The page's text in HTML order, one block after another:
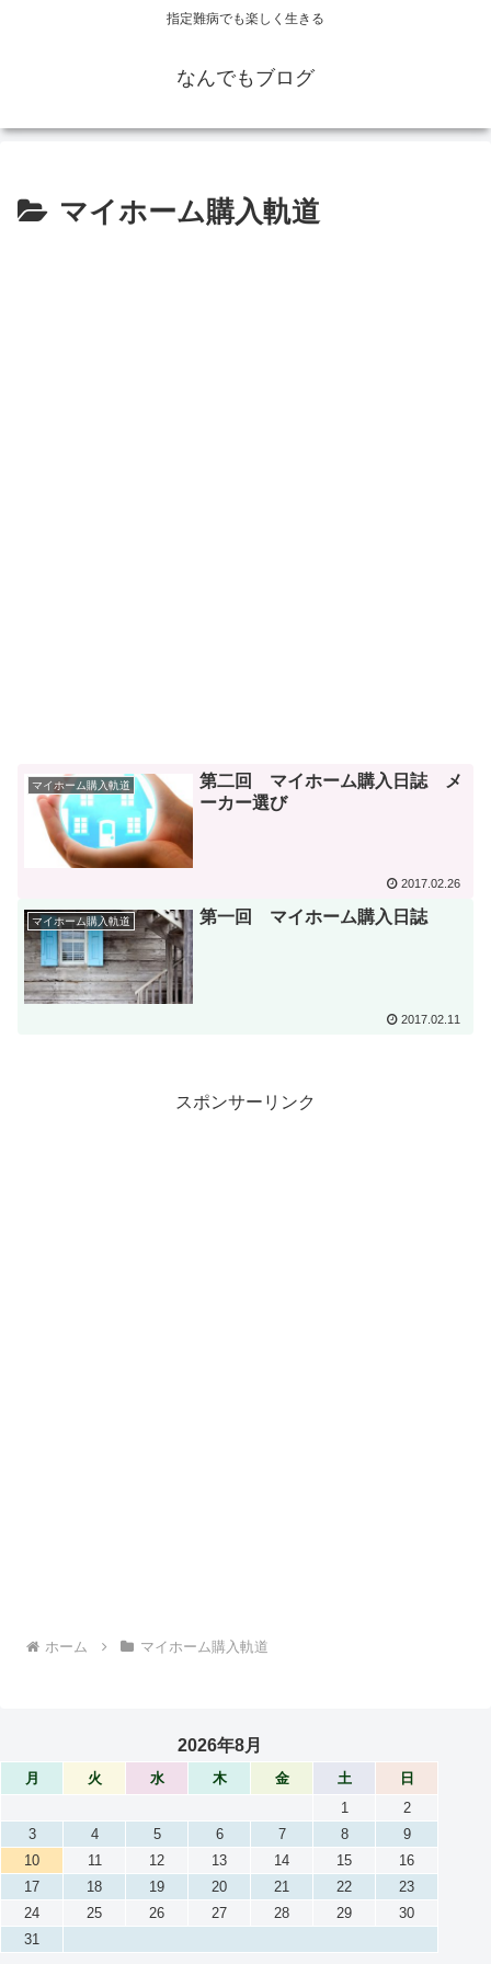
指定難病でも楽しく生きる
なんでもブログ
マイホーム購入軌道
マイホーム購入軌道
第二回 マイホーム購入日誌 メ
ーカー選び
2017.02.26
マイホーム購入軌道 第一回 マイホーム購入日誌
2017.02.11
スポンサーリンク
ホーム マイホーム購入軌道
2026年8月
月 火 水 木 金 土
日
1
2
3
4 5 6 7 8
9
10
11 12 13 14 15
16
17
18 19 20 21 22
23
24
25 26 27 28 29
30
31